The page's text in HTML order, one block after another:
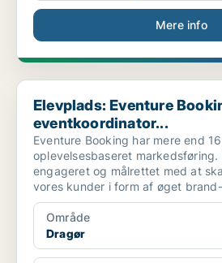
Mere info
Elevplads: Eventure Booking søger
Elevplads: Eventure
eventkoordinator...
Eventure Booking har mere end
oplevelsesbaseret markedsføring.
engageret og målrettet med at
vores kunder i form af øget
Område
Dragør